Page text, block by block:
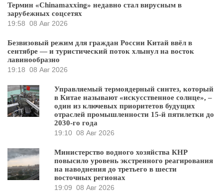
Термин «Chinamaxxing» недавно стал вирусным в
зарубежных соцсетях
19:58 08 Авг 2026
Безвизовый режим для граждан России Китай ввёл в
сентябре — и туристический поток хлынул на восток
лавинообразно
19:18 08 Авг 2026
Управляемый термоядерный синтез, который
в Китае называют «искусственное солнце», –
один из ключевых приоритетов будущих
отраслей промышленности 15-й пятилетки до
2030-го года
19:10 08 Авг 2026
Министерство водного хозяйства КНР
повысило уровень экстренного реагирования
на наводнения до третьего в шести
восточных регионах
19:09 08 Авг 2026